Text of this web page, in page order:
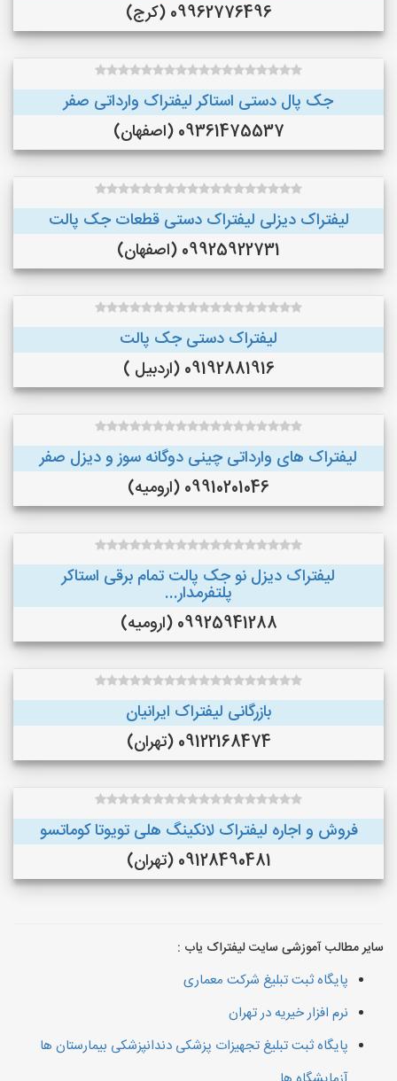
09962776496 (کرج)
جک پال دستی استاکر لیفتراک وارداتی صفر
09361475537 (اصفهان)
لیفتراک دیزلی لیفتراک دستی قطعات جک پالت
09925922731 (اصفهان)
لیفتراک دستی جک پالت
09192881916 (اردبیل )
لیفتراک های وارداتی چینی دوگانه سوز و دیزل صفر
09910201046 (ارومیه)
لیفتراک دیزل نو جک پالت تمام برقی استاکر
پلتفرمدار...
09925941288 (ارومیه)
بازرگانی لیفتراک ایرانیان
09122168474 (تهران)
فروش و اجاره لیفتراک لانکینگ هلی تویوتا کوماتسو
09128490481 (تهران)
سایر مطالب آموزشی سایت لیفتراک یاب :
پایگاه ثبت تبلیغ شرکت معماری
نرم افزار خیریه در تهران
پایگاه ثبت تبلیغ تجهیزات پزشکی دندانپزشکی بیمارستان ها